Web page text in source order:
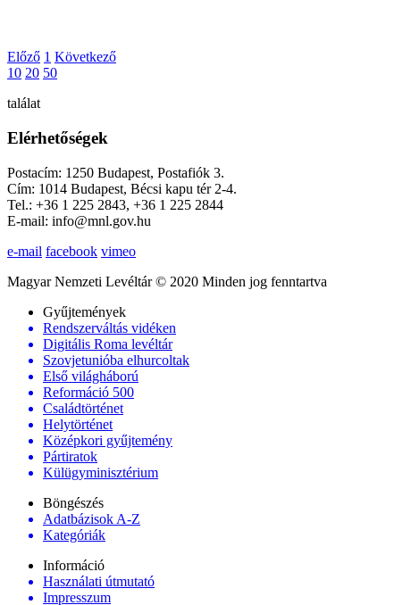
Előző 1 Következő
10 20 50
találat
Elérhetőségek
Postacím: 1250 Budapest, Postafiók 3.
Cím: 1014 Budapest, Bécsi kapu tér 2-4.
Tel.: +36 1 225 2843, +36 1 225 2844
E-mail: info@mnl.gov.hu
e-mail facebook vimeo
Magyar Nemzeti Levéltár © 2020 Minden jog fenntartva
Gyűjtemények
Rendszerváltás vidéken
Digitális Roma levéltár
Szovjetunióba elhurcoltak
Első világháború
Reformáció 500
Családtörténet
Helytörténet
Középkori gyűjtemény
Pártiratok
Külügyminisztérium
Böngészés
Adatbázisok A-Z
Kategóriák
Információ
Használati útmutató
Impresszum